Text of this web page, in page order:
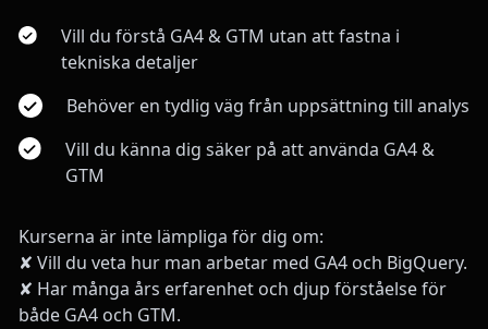
Vill du förstå GA4 & GTM utan att fastna i
tekniska detaljer
Behöver en tydlig väg från uppsättning till analys
Vill du känna dig säker på att använda GA4 &
GTM
Kurserna är inte lämpliga för dig om:
✘ Vill du veta hur man arbetar med GA4 och BigQuery.
✘ Har många års erfarenhet och djup förståelse för
både GA4 och GTM.